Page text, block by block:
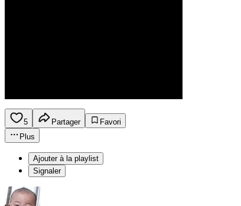
5 Partager
Favori
Plus
Ajouter à la playlist
Signaler